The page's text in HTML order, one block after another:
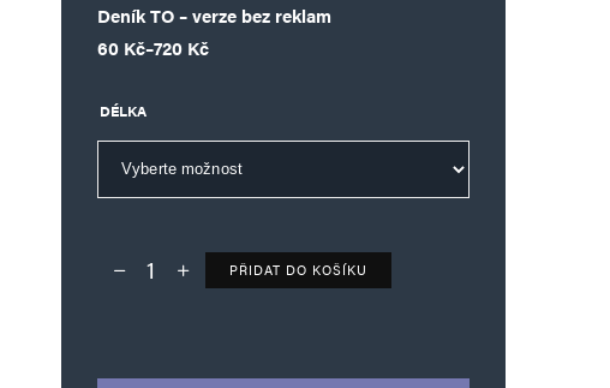
Deník TO – verze bez reklam
60 Kč–720 Kč
Rozpětí cen: 60 Kč až 720 Kč
DÉLKA
Deník TO – verze bez reklam množství
PŘIDAT DO KOŠÍKU